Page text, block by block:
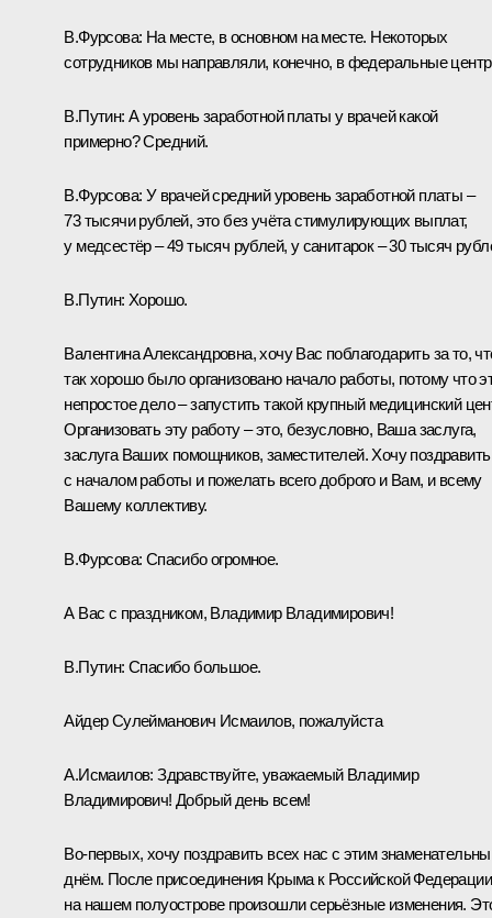
В.Фурсова: На месте, в основном на месте. Некоторых
сотрудников мы направляли, конечно, в федеральные
В.Путин: А уровень заработной платы у врачей какой
примерно? Средний.
В.Фурсова: У врачей средний уровень заработной платы ‒
73 тысячи рублей, это без учёта стимулирующих выплат,
у медсестёр – 49 тысяч рублей, у санитарок – 30 тысяч
В.Путин: Хорошо.
Валентина Александровна, хочу Вас поблагодарить за то,
так хорошо было организовано начало работы, потому что
непростое дело – запустить такой крупный медицинский
Организовать эту работу – это, безусловно, Ваша заслуга,
заслуга Ваших помощников, заместителей. Хочу поздравить
с началом работы и пожелать всего доброго и Вам, и всему
Вашему коллективу.
В.Фурсова: Спасибо огромное.
А Вас с праздником, Владимир Владимирович!
В.Путин: Спасибо большое.
Айдер Сулейманович Исмаилов, пожалуйста
А.Исмаилов:Здравствуйте, уважаемый Владимир
Владимирович! Добрый день всем!
Во-первых, хочу поздравить всех нас с этим
днём. После присоединения Крыма к Российской Федерации
на нашем полуострове произошли серьёзные изменения.